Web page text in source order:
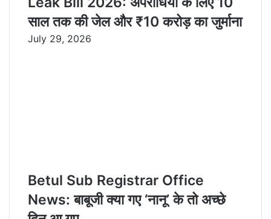
साल तक की जेल और ₹10 करोड़ का जुर्माना
July 29, 2026
Betul Sub Registrar Office
News: बाबूजी क्या गए ‘नानू’ के तो अच्छे